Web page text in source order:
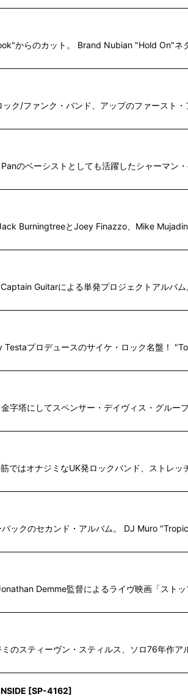
からのカット。 Brand Nubian "Hold On"ネ
ク/ファンク・バンド、アップのファースト
のベーシストとしても活躍したシャーマン
BurningtreeとJoey Finazzo、Mike
Guitarによる単発プロジェクトアルバ
プロデュースのサイケ・ロック名盤！
字塔にしてスペンサー・デイヴィス・グル
ではオナジミなUK発ロックバンド、ストレ
ックのセカンド・アルバム。 DJ Muro
Demme監督によるライヴ映画「スト
のスティーヴン・スティルス、ソロ76年作ア
[SP-4162]